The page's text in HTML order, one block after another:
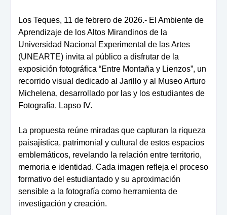
Los Teques, 11 de febrero de 2026.- El Ambiente de
Aprendizaje de los Altos Mirandinos de la
Universidad Nacional Experimental de las Artes
(UNEARTE) invita al público a disfrutar de la
exposición fotográfica “Entre Montaña y Lienzos”, un
recorrido visual dedicado al Jarillo y al Museo Arturo
Michelena, desarrollado por las y los estudiantes de
Fotografía, Lapso IV.
La propuesta reúne miradas que capturan la riqueza
paisajística, patrimonial y cultural de estos espacios
emblemáticos, revelando la relación entre territorio,
memoria e identidad. Cada imagen refleja el proceso
formativo del estudiantado y su aproximación
sensible a la fotografía como herramienta de
investigación y creación.